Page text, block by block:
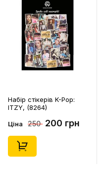
Набір стікерів K-Pop:
ITZY, (8264)
Ціна 250 200 грн